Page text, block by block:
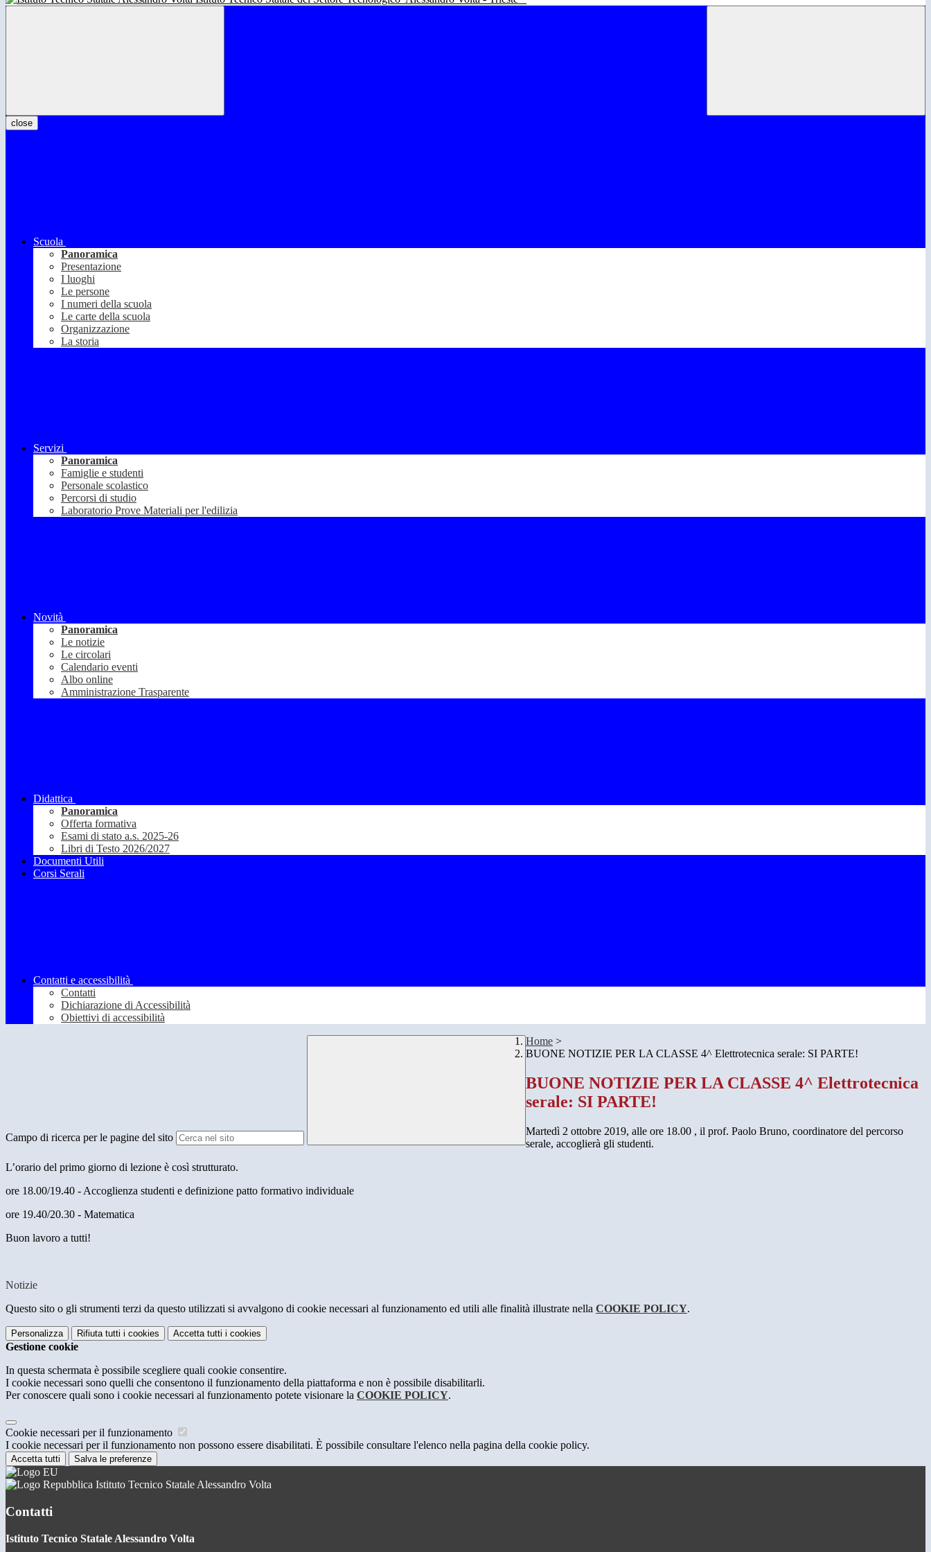
close
Scuola
Panoramica
Presentazione
I luoghi
Le persone
I numeri della scuola
Le carte della scuola
Organizzazione
La storia
Servizi
Panoramica
Famiglie e studenti
Personale scolastico
Percorsi di studio
Laboratorio Prove Materiali per l'edilizia
Novità
Panoramica
Le notizie
Le circolari
Calendario eventi
Albo online
Amministrazione Trasparente
Didattica
Panoramica
Offerta formativa
Esami di stato a.s. 2025-26
Libri di Testo 2026/2027
Documenti Utili
Corsi Serali
Contatti e accessibilità
Contatti
Dichiarazione di Accessibilità
Obiettivi di accessibilità
Campo di ricerca per le pagine del sito
Home >
BUONE NOTIZIE PER LA CLASSE 4^ Elettrotecnica serale: SI PARTE!
BUONE NOTIZIE PER LA CLASSE 4^ Elettrotecnica
serale: SI PARTE!
Martedì 2 ottobre 2019, alle ore 18.00 , il prof. Paolo Bruno, coordinatore del percorso
serale, accoglierà gli studenti.
L’orario del primo giorno di lezione è così strutturato.
ore 18.00/19.40 - Accoglienza studenti e definizione patto formativo individuale
ore 19.40/20.30 - Matematica
Buon lavoro a tutti!
Notizie
Questo sito o gli strumenti terzi da questo utilizzati si avvalgono di cookie necessari al funzionamento ed utili alle finalità illustrate nella COOKIE POLICY.
Personalizza Rifiuta tutti i cookies Accetta tutti i cookies
Gestione cookie
In questa schermata è possibile scegliere quali cookie consentire.
I cookie necessari sono quelli che consentono il funzionamento della piattaforma e non è possibile disabilitarli.
Per conoscere quali sono i cookie necessari al funzionamento potete visionare la COOKIE POLICY.
Cookie necessari per il funzionamento
I cookie necessari per il funzionamento non possono essere disabilitati. È possibile consultare l'elenco nella pagina della cookie policy.
Accetta tutti Salva le preferenze
Istituto Tecnico Statale Alessandro Volta
Contatti
Istituto Tecnico Statale Alessandro Volta